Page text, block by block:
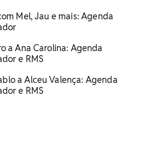
Mel, Jau e mais: Agenda
a Ana Carolina: Agenda
e RMS
a Alceu Valença: Agenda
e RMS